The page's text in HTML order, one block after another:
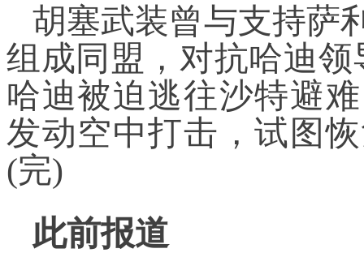
胡塞武装曾与支持萨
组成同盟，对抗哈迪领
哈迪被迫逃往沙特避
发动空中打击，试图
(完)
此前报道